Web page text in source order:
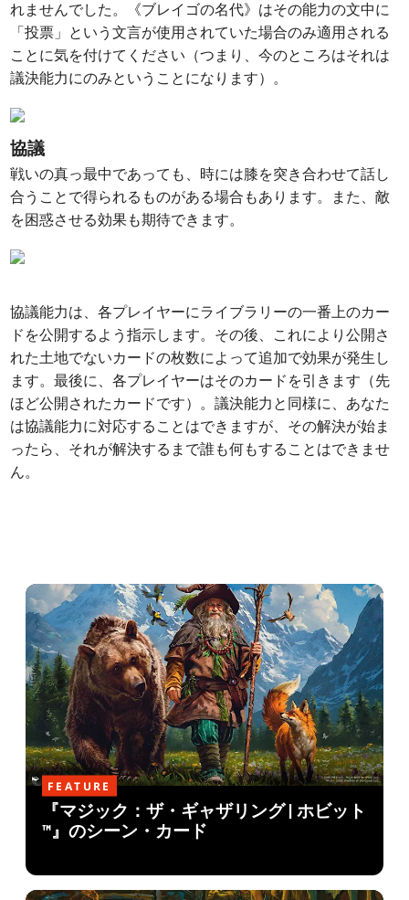
れませんでした。《ブレイゴの名代》はその能力の文中に
「投票」という文言が使用されていた場合のみ適用される
ことに気を付けてください（つまり、今のところはそれは
議決能力にのみということになります）。
協議
戦いの真っ最中であっても、時には膝を突き合わせて話し
合うことで得られるものがある場合もあります。また、敵
を困惑させる効果も期待できます。
協議能力は、各プレイヤーにライブラリーの一番上のカー
ドを公開するよう指示します。その後、これにより公開さ
れた土地でないカードの枚数によって追加で効果が発生し
ます。最後に、各プレイヤーはそのカードを引きます（先
ほど公開されたカードです）。議決能力と同様に、あなた
は協議能力に対応することはできますが、その解決が始ま
ったら、それが解決するまで誰も何もすることはできませ
ん。
FEATURE
『マジック：ザ・ギャザリング | ホビット
™』のシーン・カード